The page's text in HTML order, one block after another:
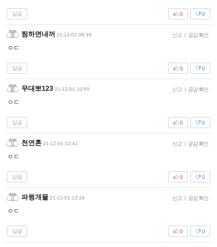
답글 0
0
찜하면내꺼 21-12-01 09:39 신고 | 공감 확인
ㅇㄷ
답글 0
0
무대뽀123 21-12-01 10:55 신고 | 공감 확인
ㅇㄷ
답글 0
0
천연혼 21-12-01 12:41 신고 | 공감 확인
ㅇㄷ
답글 0
0
파뮝개물 21-12-01 13:24 신고 | 공감 확인
ㅇㄷ
답글 0
0